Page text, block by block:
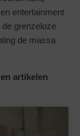
entertainment
de grenzeloze
de massa
artikelen